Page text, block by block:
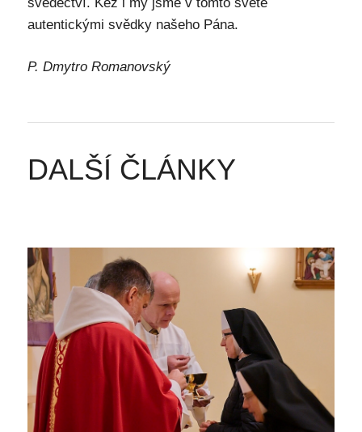
autentickými svědky našeho Pána.
P. Dmytro Romanovský
DALŠÍ ČLÁNKY